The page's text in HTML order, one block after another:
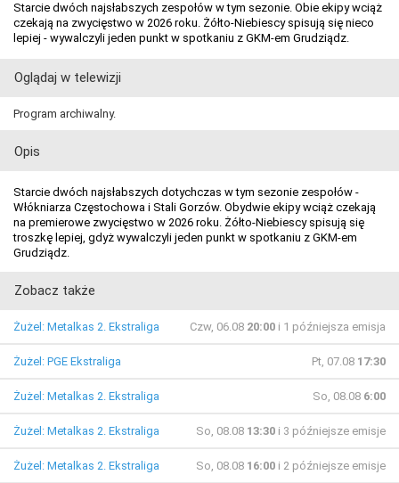
Starcie dwóch najsłabszych zespołów w tym sezonie. Obie ekipy wciąż
czekają na zwycięstwo w 2026 roku. Żółto-Niebiescy spisują się nieco
lepiej - wywalczyli jeden punkt w spotkaniu z GKM-em Grudziądz.
Oglądaj w telewizji
Program archiwalny.
Opis
Starcie dwóch najsłabszych dotychczas w tym sezonie zespołów -
Włókniarza Częstochowa i Stali Gorzów. Obydwie ekipy wciąż czekają
na premierowe zwycięstwo w 2026 roku. Żółto-Niebiescy spisują się
troszkę lepiej, gdyż wywalczyli jeden punkt w spotkaniu z GKM-em
Grudziądz.
Zobacz także
Żużel: Metalkas 2. Ekstraliga Czw, 06.08 20:00 i 1 późniejsza emisja
Żużel: PGE Ekstraliga Pt, 07.08 17:30
Żużel: Metalkas 2. Ekstraliga So, 08.08 6:00
Żużel: Metalkas 2. Ekstraliga So, 08.08 13:30 i 3 późniejsze emisje
Żużel: Metalkas 2. Ekstraliga So, 08.08 16:00 i 2 późniejsze emisje